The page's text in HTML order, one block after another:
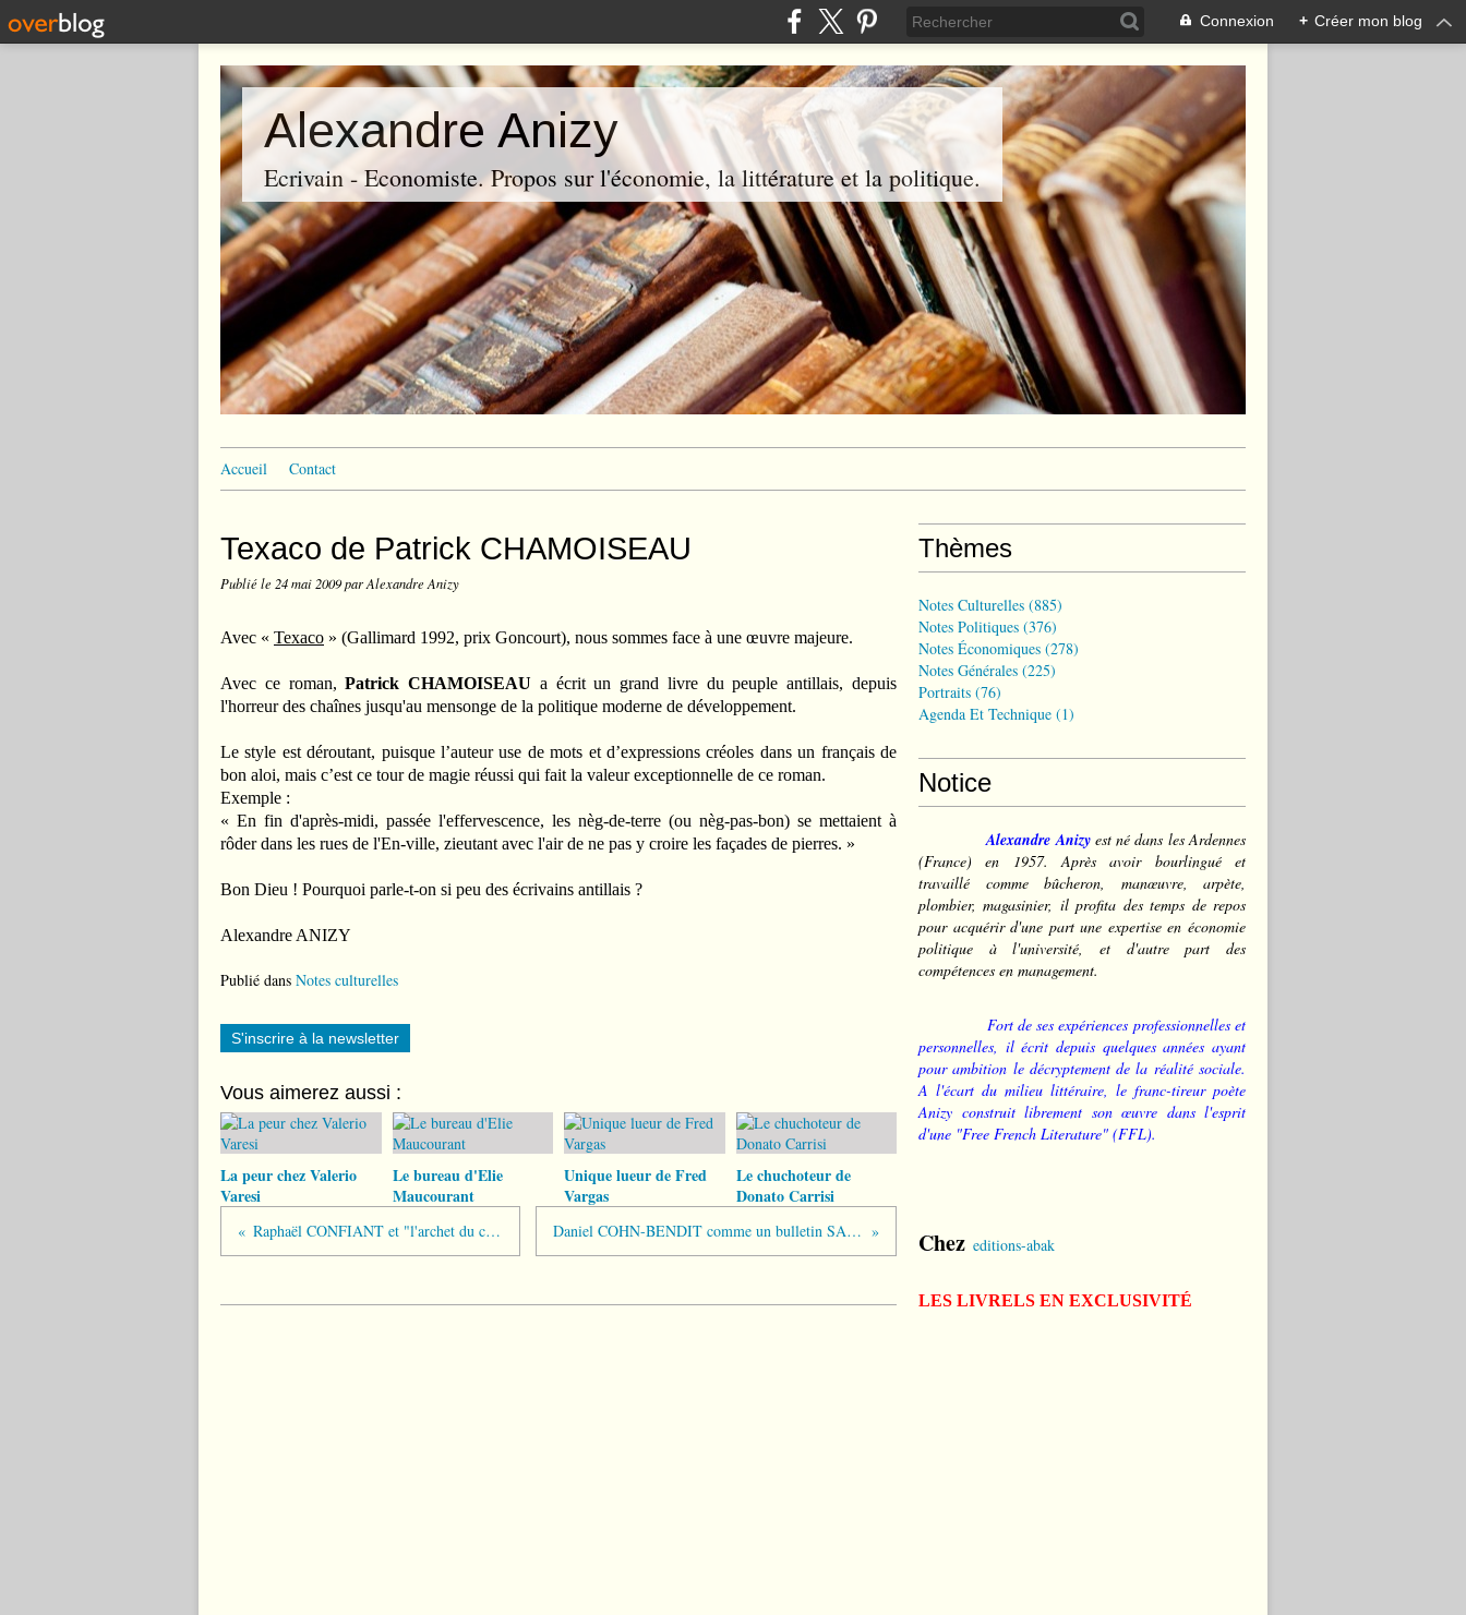
Connexion + Créer mon blog
Alexandre Anizy
Ecrivain - Economiste. Propos sur l'économie, la littérature et la politique.
Accueil Contact
Texaco de Patrick CHAMOISEAU
Publié le 24 mai 2009par Alexandre Anizy
Avec « Texaco » (Gallimard 1992, prix Goncourt), nous sommes face à une œuvre majeure.
Avec ce roman,Patrick CHAMOISEAU a écrit un grand livre du peuple antillais, depuis
l'horreur des chaînes jusqu'au mensonge de la politique moderne de développement.
Le style est déroutant, puisque l’auteur use de mots et d’expressions créoles dans un français de
bon aloi, mais c’est ce tour de magie réussi qui fait la valeur exceptionnelle de ce roman.
Exemple :
« En fin d'après-midi, passée l'effervescence, les nèg-de-terre (ou nèg-pas-bon) se mettaient à
rôder dans les rues de l'En-ville, zieutant avec l'air de ne pas y croire les façades de pierres. »
Bon Dieu ! Pourquoi parle-t-on si peu des écrivains antillais ?
Alexandre ANIZY
Publié dans Notes culturelles
S'inscrire à la newsletter
Vous aimerez aussi :
La peur chez Valerio
Varesi
Le bureau d'Elie
Maucourant
Unique lueur de Fred
Vargas
Le chuchoteur de
Donato Carrisi
Raphaël CONFIANT et "l'archet du colonel" Daniel COHN-BENDIT comme un bulletin SARKOZY
Thèmes
Notes Culturelles (885)
Notes Politiques (376)
Notes Économiques (278)
Notes Générales (225)
Portraits (76)
Agenda Et Technique (1)
Notice
Alexandre Anizy est né dans les Ardennes
(France) en 1957. Après avoir bourlingué et
travaillé comme bûcheron, manœuvre, arpète,
plombier, magasinier, il profita des temps de repos
pour acquérir d'une part une expertise en économie
politique à l'université, et d'autre part des
compétences en management.
Fort de ses expériences professionnelles et
personnelles, il écrit depuis quelques années ayant
pour ambition le décryptement de la réalité sociale.
A l'écart du milieu littéraire, le franc-tireur poète
Anizy construit librement son œuvre dans l'esprit
d'une "Free French Literature" (FFL).
Chez editions-abak
LES LIVRELS EN EXCLUSIVITÉ